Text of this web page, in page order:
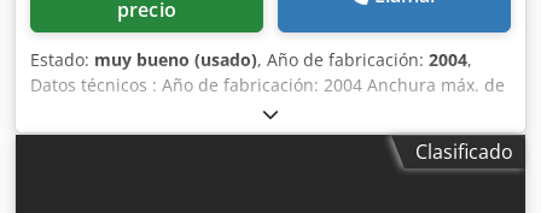
precio
Estado: muy bueno (usado), Año de fabricación: 2004,
Datos técnicos : Año de fabricación: 2004 Anchura máx. de
la malla: 2200 mm Densidad de malla: 20 cabezas de
soldadura en distribución arbitraria (40 cabezas también
son posibles) Incremento: 20mm - hasta 200mm Espesor
Clasificado